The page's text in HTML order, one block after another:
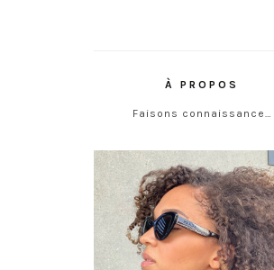
À PROPOS
Faisons connaissance…